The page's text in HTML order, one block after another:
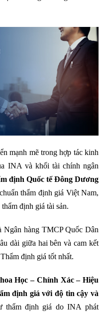
mạnh mẽ trong hợp tác kinh
INA và khối tài chính ngân
định Quốc tế Đông Dương
thẩm định giá Việt Nam,
định giá tài sản.
hàng TMCP Quốc Dân
dài giữa hai bên và cam kết
định giá tốt nhất.
Học – Chính Xác – Hiệu
định giá với độ tin cậy và
thẩm định giá do INA phát